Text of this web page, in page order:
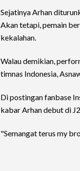
Sejatinya Arhan
Akan tetapi, pemain
kekalahan.
Walau demikian,
timnas Indonesia,
Di postingan fanbase
kabar Arhan debut di
"Semangat terus my